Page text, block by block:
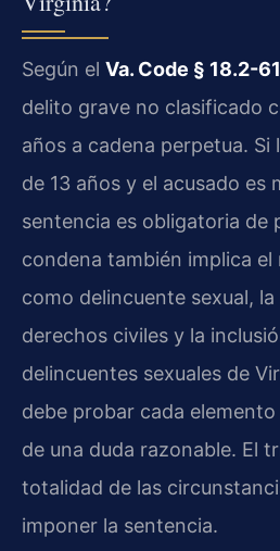
Según el Va. Code § 18.2-61
delito grave no clasificado
años a cadena perpetua.
de 13 años y el acusado es
sentencia es obligatoria de
condena también implica
como delincuente sexual,
derechos civiles y la
delincuentes sexuales de
debe probar cada
de una duda razonable. El
totalidad de las
imponer la sentencia.